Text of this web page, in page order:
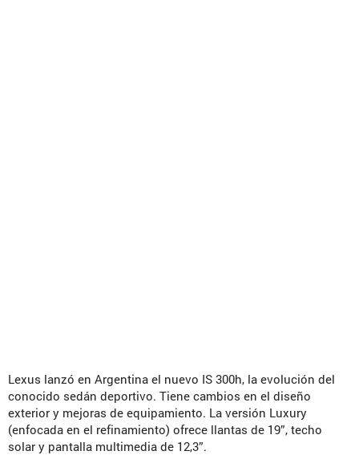
Lexus lanzó en Argentina el nuevo IS 300h, la evolución del
conocido sedán deportivo. Tiene cambios en el diseño
exterior y mejoras de equipamiento. La versión Luxury
(enfocada en el refinamiento) ofrece llantas de 19”, techo
solar y pantalla multimedia de 12,3”.